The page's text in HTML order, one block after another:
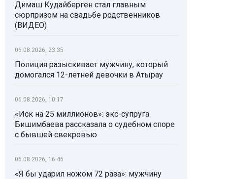
Димаш Кудайберген стал главным
сюрпризом на свадьбе родственников
(ВИДЕО)
06.08.2026, 23:35
Полиция разыскивает мужчину, который
домогался 12-летней девочки в Атырау
06.08.2026, 10:17
«Иск на 25 миллионов»: экс-супруга
Бишимбаева рассказала о судебном споре
с бывшей свекровью
06.08.2026, 16:46
«Я бы ударил ножом 72 раза»: мужчину